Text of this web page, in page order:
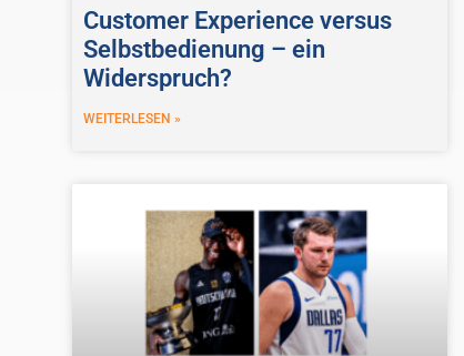
Customer Experience versus
Selbstbedienung – ein
Widerspruch?
WEITERLESEN »